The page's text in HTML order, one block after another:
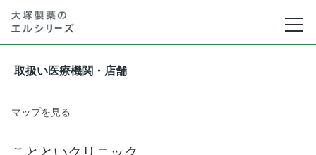
取扱い医療機関・店舗
マップを見る